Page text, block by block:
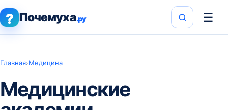
? Почемуха.ру ☰
Главная›Медицина
Медицинские